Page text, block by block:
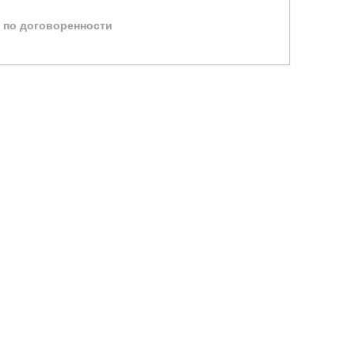
по договоренности